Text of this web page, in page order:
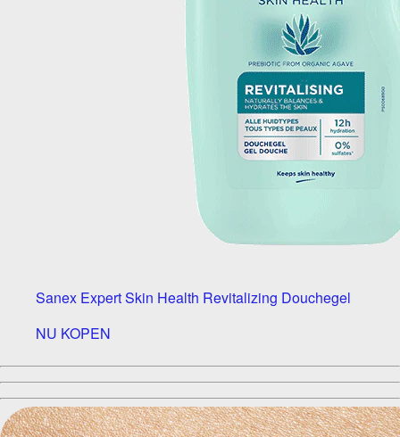
Sanex Expert Skin Health Revitalizing Douchegel
NU KOPEN